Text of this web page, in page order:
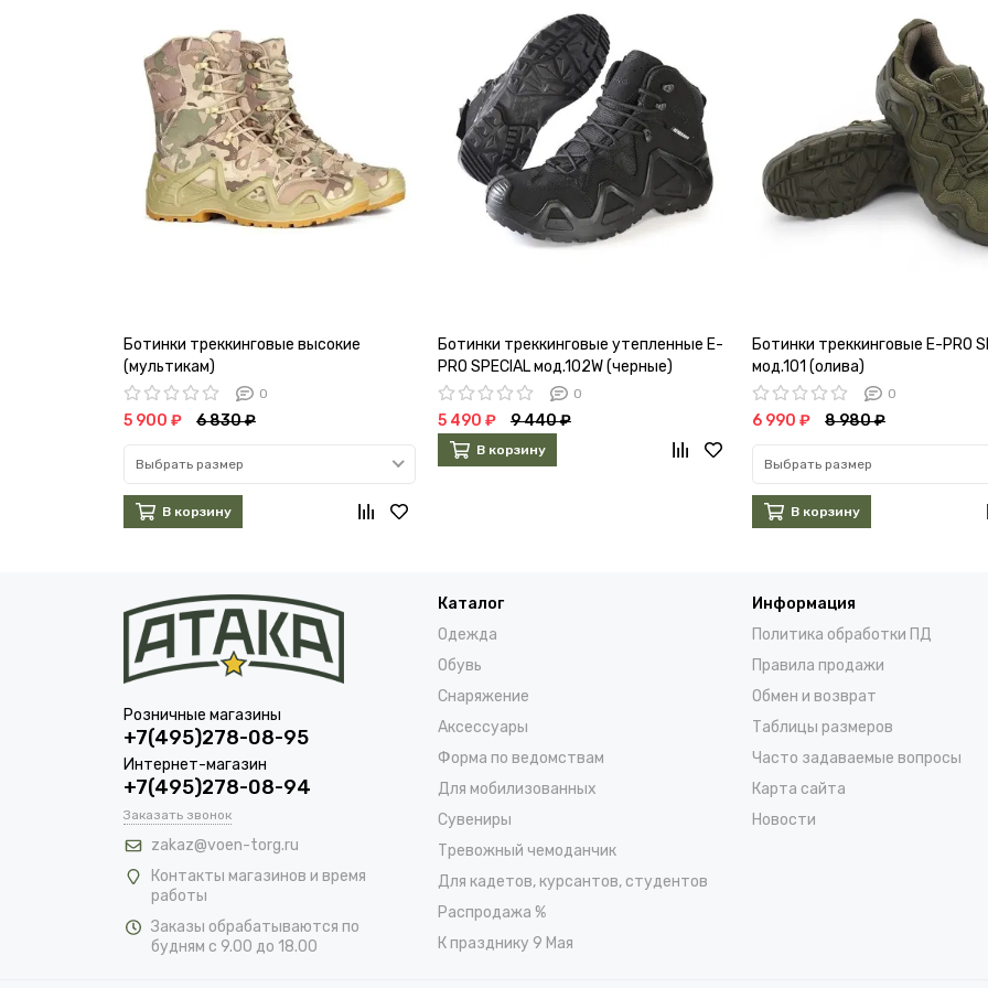
Ботинки треккинговые высокие
(мультикам)
0
5 900 ₽ 6 830 ₽
Выбрать размер
В корзину
Ботинки треккинговые утепленные E-
PRO SPECIAL мод.102W (черные)
0
5 490 ₽ 9 440 ₽
В корзину
Ботинки треккинговые E-PRO
мод.101 (олива)
0
6 990 ₽ 8 980 ₽
Выбрать размер
В корзину
Розничные магазины
+7(495)278-08-95
Интернет-магазин
+7(495)278-08-94
Заказать звонок
zakaz@voen-torg.ru
Контакты магазинов и время
работы
Заказы обрабатываются по
будням с 9.00 до 18.00
Каталог
Одежда
Обувь
Снаряжение
Аксессуары
Форма по ведомствам
Для мобилизованных
Сувениры
Тревожный чемоданчик
Для кадетов, курсантов, студентов
Распродажа %
К празднику 9 Мая
Информация
Политика обработки ПД
Правила продажи
Обмен и возврат
Таблицы размеров
Часто задаваемые вопросы
Карта сайта
Новости